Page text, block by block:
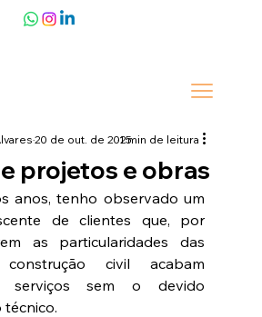
projetos e obras
20 de out. de 20251 min de leitura
anos, tenho observado um
de clientes que, por
as particularidades das
civil acabam
serviços sem o devido